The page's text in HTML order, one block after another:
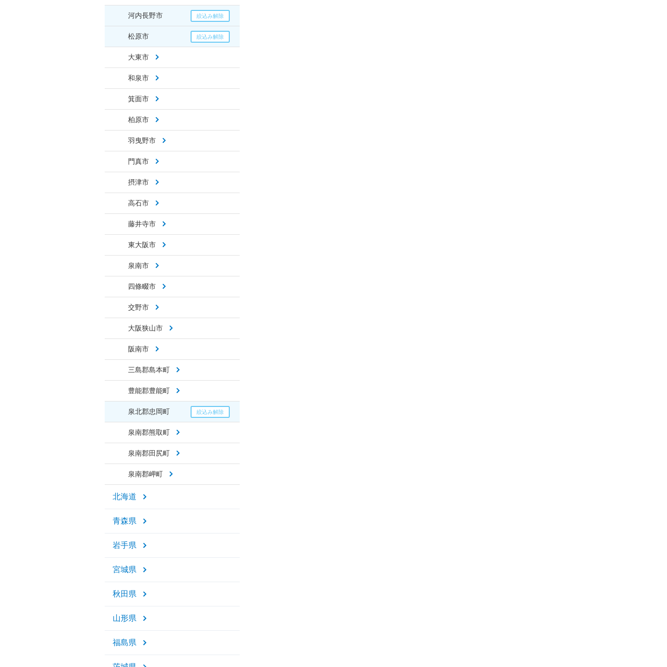
河内長野市
松原市
大東市
和泉市
箕面市
柏原市
羽曳野市
門真市
摂津市
高石市
藤井寺市
東大阪市
泉南市
四條畷市
交野市
大阪狭山市
阪南市
三島郡島本町
豊能郡豊能町
泉北郡忠岡町
泉南郡熊取町
泉南郡田尻町
泉南郡岬町
北海道
青森県
岩手県
宮城県
秋田県
山形県
福島県